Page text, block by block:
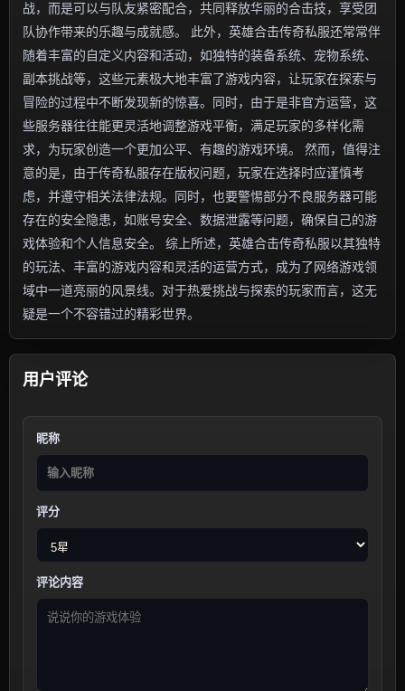
战，而是可以与队友紧密配合，共同释放华丽的合击技，享受团
队协作带来的乐趣与成就感。 此外，英雄合击传奇私服还常常伴
随着丰富的自定义内容和活动，如独特的装备系统、宠物系统、
副本挑战等，这些元素极大地丰富了游戏内容，让玩家在探索与
冒险的过程中不断发现新的惊喜。同时，由于是非官方运营，这
些服务器往往能更灵活地调整游戏平衡，满足玩家的多样化需
求，为玩家创造一个更加公平、有趣的游戏环境。 然而，值得注
意的是，由于传奇私服存在版权问题，玩家在选择时应谨慎考
虑，并遵守相关法律法规。同时，也要警惕部分不良服务器可能
存在的安全隐患，如账号安全、数据泄露等问题，确保自己的游
戏体验和个人信息安全。 综上所述，英雄合击传奇私服以其独特
的玩法、丰富的游戏内容和灵活的运营方式，成为了网络游戏领
域中一道亮丽的风景线。对于热爱挑战与探索的玩家而言，这无
疑是一个不容错过的精彩世界。
用户评论
昵称
评分
评论内容